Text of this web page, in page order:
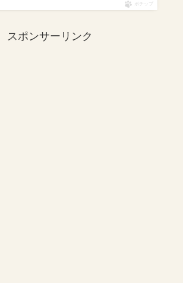
ポチップ
スポンサーリンク